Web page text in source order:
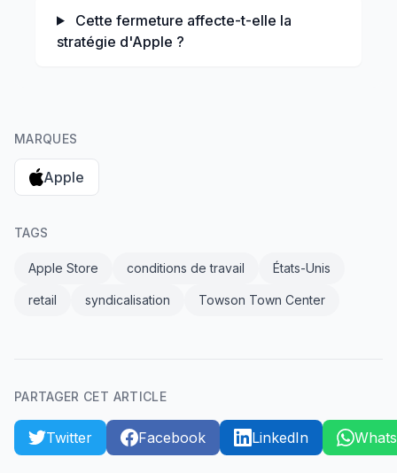
Cette fermeture affecte-t-elle la
stratégie d'Apple ?
MARQUES
Apple
TAGS
Apple Store conditions de travail États-Unis
retail syndicalisation Towson Town Center
PARTAGER CET ARTICLE
Twitter Facebook LinkedIn